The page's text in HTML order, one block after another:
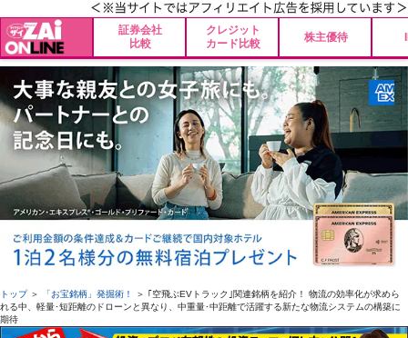
証券会社
比較
クレジット
カード比較
株主優待
トップ＞ 「お宝銘柄」発掘術！
＞ ｢空飛ぶEVトラック｣関連銘柄を紹介！ 物流の効率化が求めら
れる中、軽量･短距離のドローンと異なり、中重量･中距離で活躍する新たな物流システムの構築に
期待